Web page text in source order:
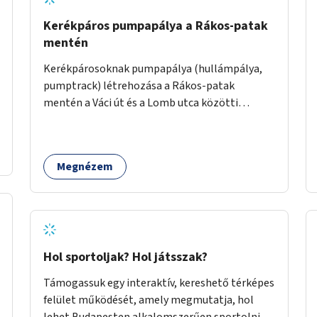
Kerékpáros pumpapálya a Rákos-patak
mentén
Kerékpárosoknak pumpapálya (hullámpálya,
pumptrack) létrehozása a Rákos-patak
mentén a Váci út és a Lomb utca közötti
Megnézem
Hol sportoljak? Hol játsszak?
Támogassuk egy interaktív, kereshető térképes
felület működését, amely megmutatja, hol